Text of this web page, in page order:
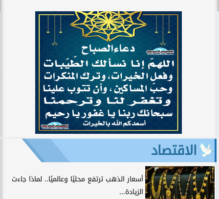
الاقتصاد
أسعار الذهب ترتفع محليًا وعالميًا.. لماذا جاءت
الزيادة...